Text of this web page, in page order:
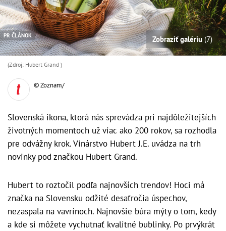
PR ČLÁNOK Zobraziť galériu (7)
(Zdroj: Hubert Grand )
© Zoznam/
Slovenská ikona, ktorá nás sprevádza pri najdôležitejších
životných momentoch už viac ako 200 rokov, sa rozhodla
pre odvážny krok. Vinárstvo Hubert J.E. uvádza na trh
novinky pod značkou Hubert Grand.
Hubert to roztočil podľa najnovších trendov! Hoci má
značka na Slovensku odžité desaťročia úspechov,
nezaspala na vavrínoch. Najnovšie búra mýty o tom, kedy
a kde si môžete vychutnať kvalitné bublinky. Po prvýkrát